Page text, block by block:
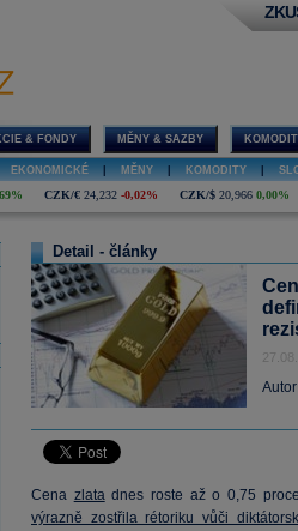
& FONDY MĚNY & SAZBY
EKONOMICKÉ MĚNY KOMODITY
CZK/€ 24,232 -0,02% CZK/$ 20,966 0,00%
Detail - články
Cena zlatadnes roste až o 0,75
výrazně zostřila rétoriku vůči